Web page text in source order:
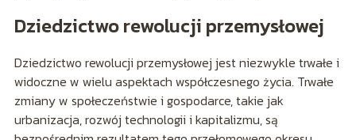
Dziedzictwo rewolucji przemysłowej
Dziedzictwo rewolucji przemysłowej jest niezwykle trwałe i
widoczne w wielu aspektach współczesnego życia. Trwałe
zmiany w społeczeństwie i gospodarce, takie jak
urbanizacja, rozwój technologii i kapitalizmu, są